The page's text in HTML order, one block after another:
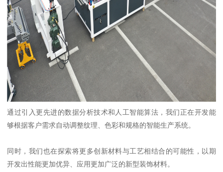
通过引入更先进的数据分析技术和人工智能算法，我们正在开发能
够根据客户需求自动调整纹理、色彩和规格的智能生产系统。
同时，我们也在探索将更多创新材料与工艺相结合的可能性，以期
开发出性能更加优异、应用更加广泛的新型装饰材料。